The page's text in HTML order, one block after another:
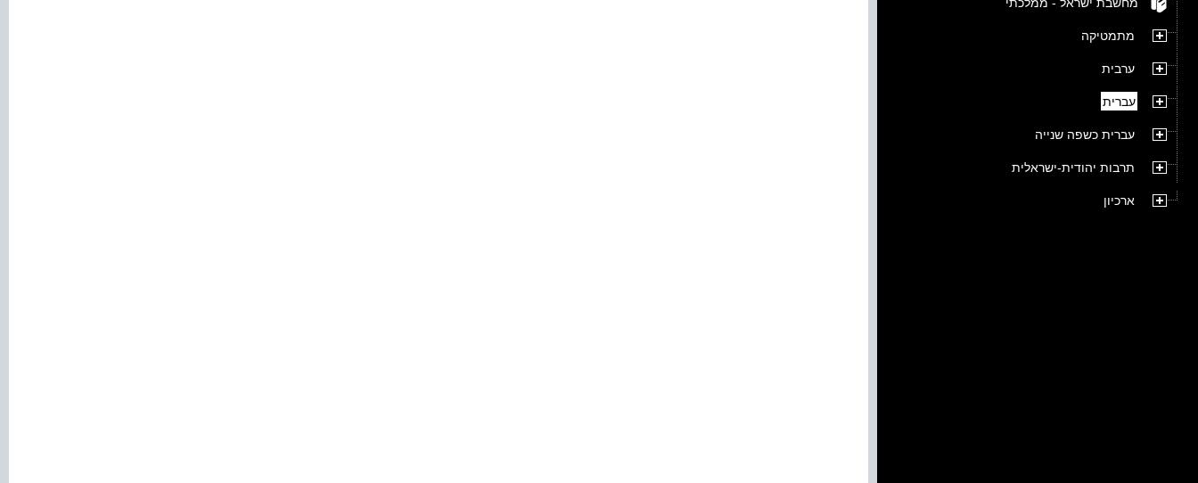
מחשבת ישראל - ממלכתי
מתמטיקה
ערבית
עברית
עברית כשפה שנייה
תרבות יהודית-ישראלית
ארכיון